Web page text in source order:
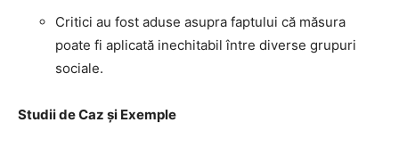
Critici au fost aduse asupra faptului că măsura
poate fi aplicată inechitabil între diverse grupuri
sociale.
Studii de Caz și Exemple